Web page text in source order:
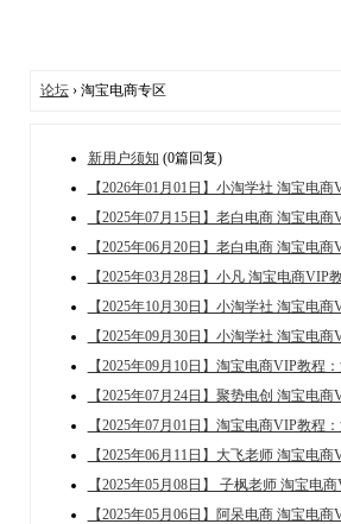
论坛› 淘宝电商专区
新用户须知 (0篇回复)
【2026年01月01日】小淘学社 淘宝电
【2025年07月15日】老白电商 淘宝电
【2025年06月20日】老白电商 淘宝电
【2025年03月28日】小凡 淘宝电商VIP
【2025年10月30日】小淘学社 淘宝电
【2025年09月30日】小淘学社 淘宝电
【2025年09月10日】淘宝电商VIP教程
【2025年07月24日】聚势电创 淘宝电
【2025年07月01日】淘宝电商VIP教程
【2025年06月11日】大飞老师 淘宝电
【2025年05月08日】 子枫老师 淘宝电
【2025年05月06日】阿呆电商 淘宝电